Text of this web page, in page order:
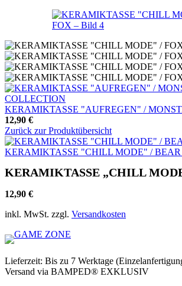
KERAMIKTASSE "AUFREGEN" /
12,90 €
Zurück zur Produktübersicht
KERAMIKTASSE "CHILL MODE" / BEAR
KERAMIKTASSE „CHILL
12,90 €
inkl. MwSt. zzgl. Versandkosten
Lieferzeit: Bis zu 7 Werktage
Versand via BAMPED® EXKLUSIV